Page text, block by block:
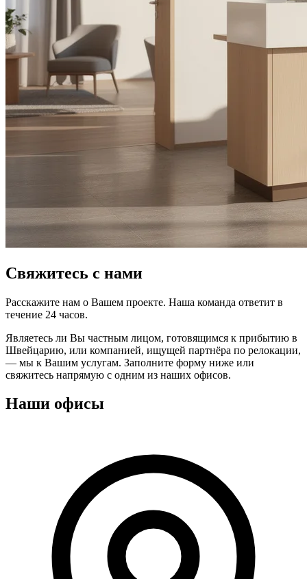
Свяжитесь с нами
Расскажите нам о Вашем проекте. Наша команда ответит в
течение 24 часов.
Являетесь ли Вы частным лицом, готовящимся к прибытию в
Швейцарию, или компанией, ищущей партнёра по релокации,
— мы к Вашим услугам. Заполните форму ниже или
свяжитесь напрямую с одним из наших офисов.
Наши офисы